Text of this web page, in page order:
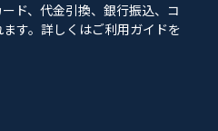
ド、代金引換、銀行振込、コ
す。詳しくはご利用ガイドを